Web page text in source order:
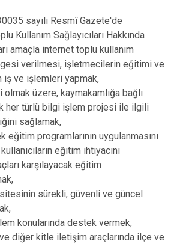
sayılı Resmî Gazete'de
Kullanım Sağlayıcıları Hakkında
amaçla internet toplu kullanım
verilmesi, işletmecilerin eğitimi ve
ve işlemleri yapmak,
üzere, kaymakamlığa bağlı
her türlü bilgi işlem projesi ile ilgili
sağlamak,
eğitim programlarının uygulanmasını
eğitim ihtiyacını
karşılayacak eğitim
sürekli, güvenli ve güncel
konularında destek vermek,
ve diğer kitle iletişim araçlarında ilçe ve